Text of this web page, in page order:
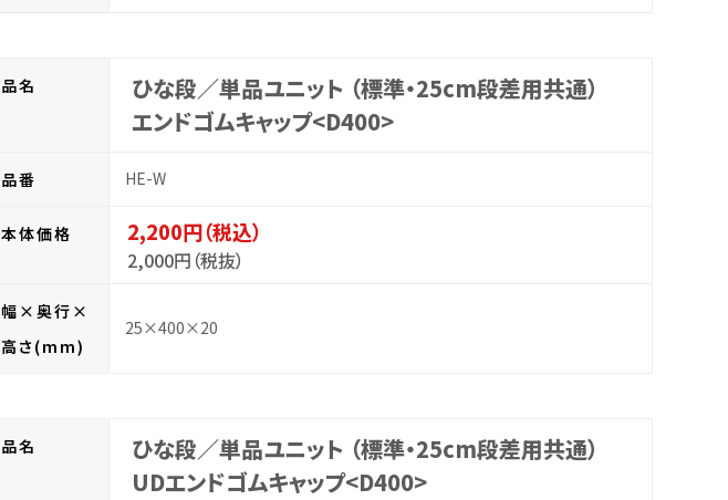
品名
ひな段／単品ユニット （標準・25cm段差用共通）
エンドゴムキャップ<D400>
品番 HE-W
本体価格 2,200円（税込）
2,000円（税抜）
幅×奥行×
高さ(mm)
25×400×20
品名
ひな段／単品ユニット （標準・25cm段差用共通）
UDエンドゴムキャップ<D400>